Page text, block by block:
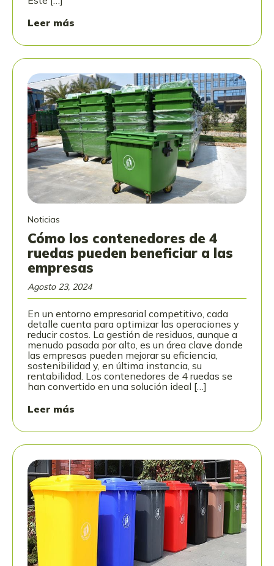
Leer más
Noticias
Cómo los contenedores de 4
ruedas pueden beneficiar a las
empresas
Agosto 23, 2024
En un entorno empresarial competitivo, cada
detalle cuenta para optimizar las operaciones y
reducir costos. La gestión de residuos, aunque a
menudo pasada por alto, es un área clave donde
las empresas pueden mejorar su eficiencia,
sostenibilidad y, en última instancia, su
rentabilidad. Los contenedores de 4 ruedas se
han convertido en una solución ideal […]
Leer más